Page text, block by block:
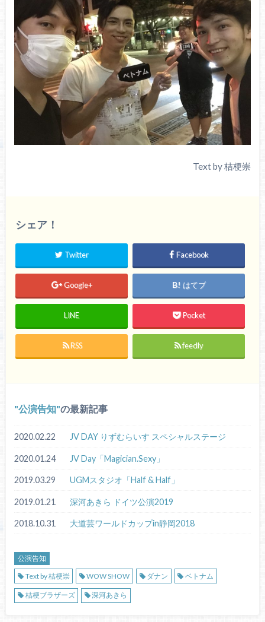
Text by 桔梗崇
シェア！
Twitter Facebook
Google+ はてブ
LINE Pocket
RSS feedly
公演告知 の最新記事
2020.02.22 JV DAY りずむらいす スペシャルステージ
2020.01.24 JV Day「Magician.Sexy」
2019.03.29 UGMスタジオ「Half & Half」
2019.01.21 深河あきら ドイツ公演2019
2018.10.31 大道芸ワールドカップin静岡2018
公演告知
Text by 桔梗崇
WOW SHOW ダナン ベトナム
桔梗ブラザーズ 深河あきら